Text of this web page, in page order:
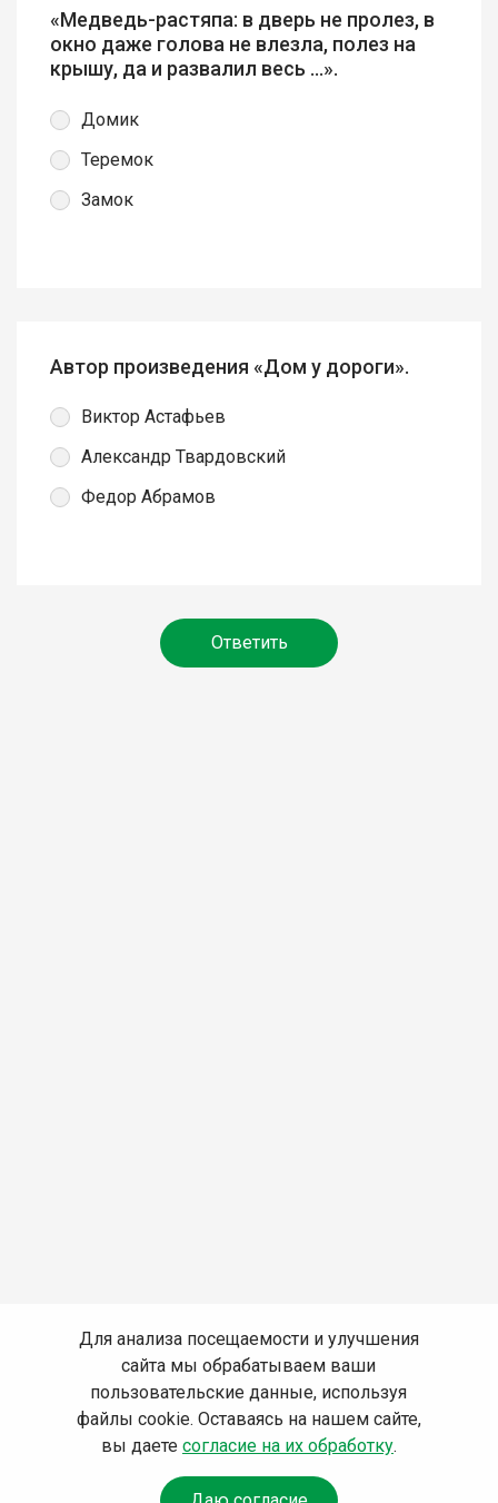
«Медведь-растяпа: в дверь не пролез, в
окно даже голова не влезла, полез на
крышу, да и развалил весь …».
Домик
Теремок
Замок
Автор произведения «Дом у дороги».
Виктор Астафьев
Александр Твардовский
Федор Абрамов
Ответить
Для анализа посещаемости и улучшения
сайта мы обрабатываем ваши
пользовательские данные, используя
файлы cookie. Оставаясь на нашем сайте,
вы даете согласие на их обработку.